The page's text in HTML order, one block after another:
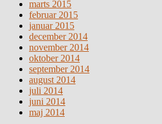
marts 2015
februar 2015
januar 2015
december 2014
november 2014
oktober 2014
september 2014
august 2014
juli 2014
juni 2014
maj 2014